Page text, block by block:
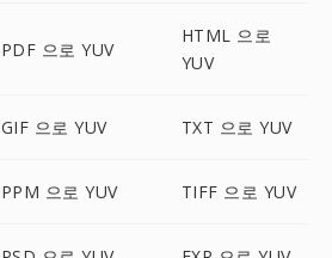
PDF 으로 YUV
HTML 으로
YUV
GIF 으로 YUV TXT 으로 YUV
PPM 으로 YUV TIFF 으로 YUV